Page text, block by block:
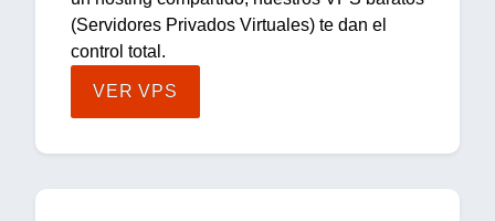
(Servidores Privados Virtuales) te dan el
control total.
VER VPS